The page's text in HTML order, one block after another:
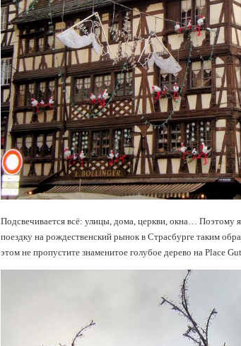
Подсвечивается всё: улицы, дома, церкви, окна… Поэтому
поездку на рождественский рынок в Страсбурге таким
этом не пропустите знаменитое голубое дерево на Place